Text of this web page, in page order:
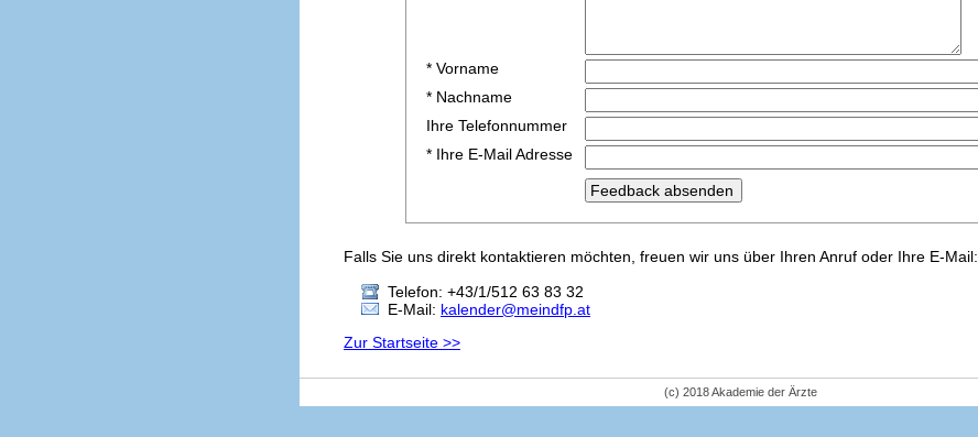
* Vorname
* Nachname
Ihre Telefonnummer
* Ihre E-Mail Adresse
Falls Sie uns direkt kontaktieren möchten, freuen wir uns über Ihren Anruf oder Ihre E-Mail:
Telefon: +43/1/512 63 83 32
E-Mail: kalender@meindfp.at
Zur Startseite >>
(c) 2018 Akademie der Ärzte